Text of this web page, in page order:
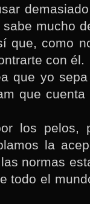
mucho
que, como
con él.
que yo
que
los pelos,
la
normas
todo el